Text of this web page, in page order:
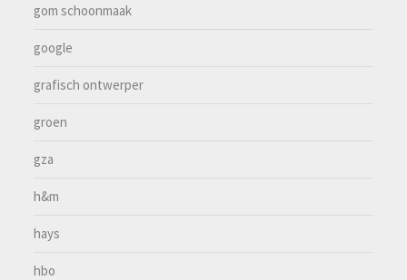
gom schoonmaak
google
grafisch ontwerper
groen
gza
h&m
hays
hbo